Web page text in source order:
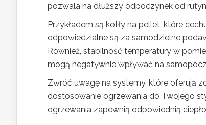
pozwala na dłuższy odpoczynek od
Przykładem są kotły na pellet, które
odpowiedzialne są za samodzielne
Również, stabilność temperatury w
mogą negatywnie wpływać na
Zwróć uwagę na systemy, które oferują
dostosowanie ogrzewania do Twojego
ogrzewania zapewnią odpowiednią